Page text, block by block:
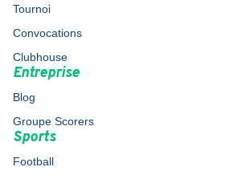
Tournoi
Convocations
Clubhouse
Entreprise
Blog
Groupe Scorers
Sports
Football